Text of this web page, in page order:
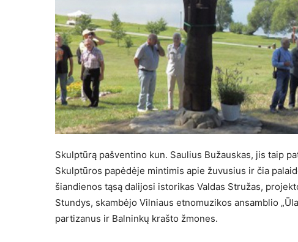
Skulptūrą pašventino kun. Saulius Bužauskas, jis taip
Skulptūros papėdėje mintimis apie žuvusius ir čia
šiandienos tąsą dalijosi istorikas Valdas Stružas,
Stundys, skambėjo Vilniaus etnomuzikos ansamblio
partizanus ir Balninkų krašto žmones.